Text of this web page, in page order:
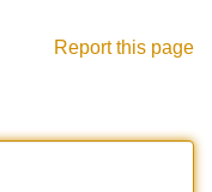
Report this page